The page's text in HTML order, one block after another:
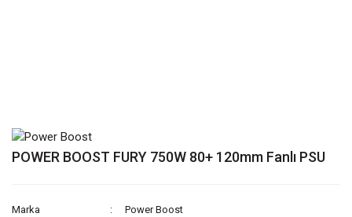
POWER BOOST FURY 750W 80+ 120mm Fanlı PSU
Marka
Power Boost